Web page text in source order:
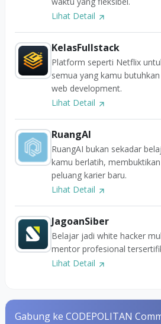
Lihat Detail
KelasFullstack
Platform seperti Netflix
semua yang kamu
web development.
Lihat Detail
RuangAI
RuangAI bukan sekadar
kamu berlatih,
peluang karier baru.
Lihat Detail
JagoanSiber
Belajar jadi white hacker
mentor profesional
Lihat Detail
Gabung ke CODEPOLITAN